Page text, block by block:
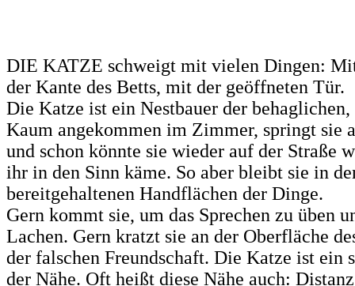
DIE KATZE schweigt mit vielen Dingen:
der Kante des Betts, mit der geöffneten Tür.
Die Katze ist ein Nestbauer der
Kaum angekommen im Zimmer, springt sie
und schon könnte sie wieder auf der Straße
ihr in den Sinn käme. So aber bleibt sie in
bereitgehaltenen Handflächen der Dinge.
Gern kommt sie, um das Sprechen zu üben
Lachen. Gern kratzt sie an der Oberfläche
der falschen Freundschaft. Die Katze ist ein
der Nähe. Oft heißt diese Nähe auch: